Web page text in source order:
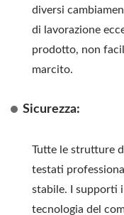
diversi
di lavorazione
prodotto, non
marcito.
Sicurezza:
Tutte le strutture
testati
stabile. I supporti
tecnologia del